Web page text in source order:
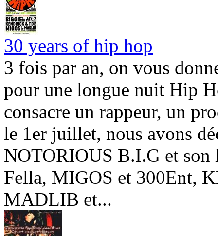
30 years of hip hop
3 fois par an, on vous
pour une longue nuit Hip
consacre un rappeur, un
le 1er juillet, nous avons
NOTORIOUS B.I.G et son
Fella, MIGOS et 300Ent,
MADLIB et...